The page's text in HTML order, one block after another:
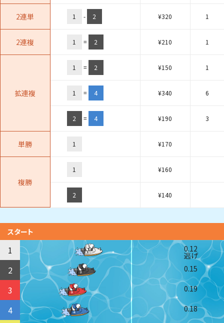
2連単 1 - 2 ¥320 1
2連複 1 = 2 ¥210 1
拡連複
1 = 2 ¥150 1
1 = 4 ¥340 6
2 = 4 ¥190 3
単勝 1 ¥170
複勝
1 ¥160
2 ¥140
スタート
1 0.12
逃げ
2 0.15
3 0.19
4 0.18